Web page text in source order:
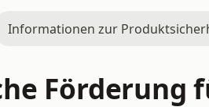
Informationen zur
Förderung